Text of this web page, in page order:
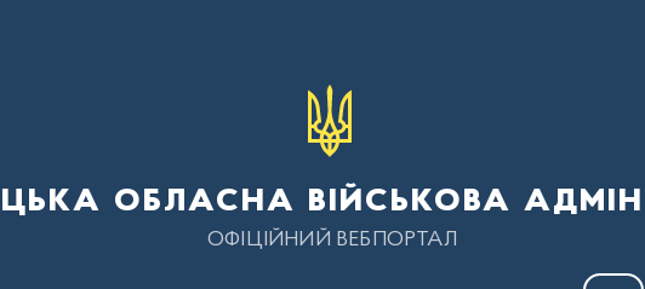
обласна військова
ОФІЦІЙНИЙ ВЕБПОРТАЛ